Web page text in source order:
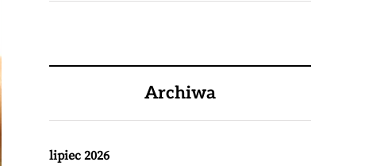
Archiwa
lipiec 2026